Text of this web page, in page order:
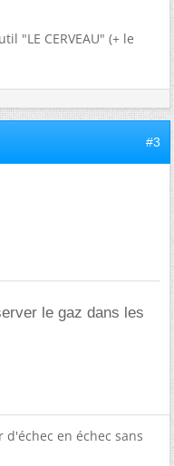
"LE CERVEAU" (+ le
#3
le gaz dans les
en échec sans